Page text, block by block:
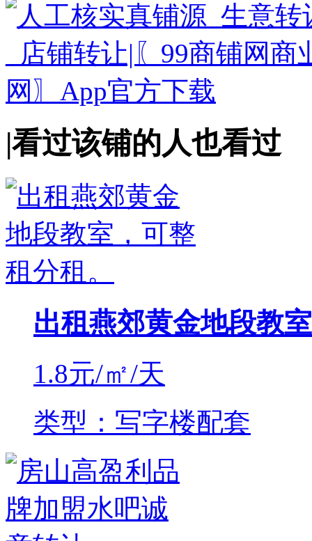
|看过该铺的人也看过
出租燕郊黄金地段教
1.8元/㎡/天
类型：写字楼配套